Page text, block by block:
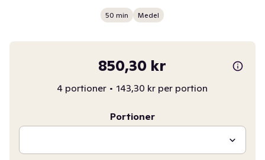
50 min Medel
850,30 kr
4 portioner • 143,30 kr per portion
Portioner